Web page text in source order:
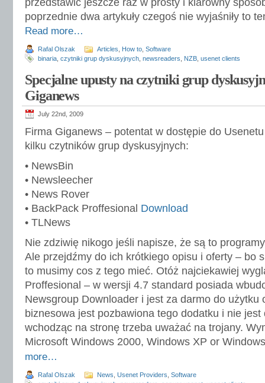
przedstawić jeszcze raz w prosty i klarowny
poprzednie dwa artykuły czegoś nie wyjaśniły to
Read more…
Rafal Olszak Articles How to Software
binaria czytniki grup dyskusyjnych newsreaders NZB usenet clients
Specjalne upusty na czytniki grup
Giganews
July 22nd, 2009
Firma Giganews – potentat w dostępie do
kilku czytników grup dyskusyjnych:
• NewsBin
• Newsleecher
• News Rover
• BackPack Proffesional Download
• TLNews
Nie zdziwię nikogo jeśli napisze, że są to
Ale przejdźmy do ich krótkiego opisu i oferty – bo
to musimy cos z tego mieć. Otóż najciekawiej
Proffesional – w wersji 4.7 standard posiada
Newsgroup Downloader i jest za darmo do użytku
biznesowa jest pozbawiona tego dodatku i nie
wchodząc na stronę trzeba uważać na trojany.
Microsoft Windows 2000, Windows XP or
more…
Rafal Olszak News Usenet Providers Software